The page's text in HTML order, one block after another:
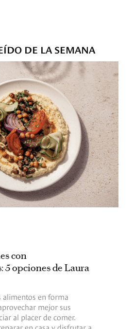
DE LA SEMANA
con
opciones de Laura
alimentos en forma
mejor sus
al placer de comer.
en casa y disfrutar a